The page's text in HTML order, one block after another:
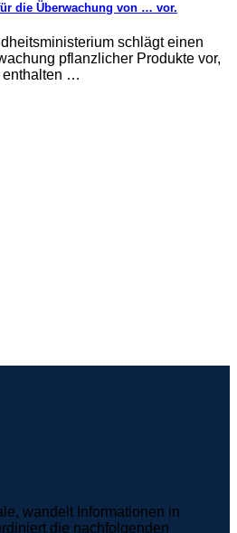
die Überwachung von … vor.
schlägt einen
pflanzlicher Produkte vor,
enthalten …
wandelt Informationen in
die nachfolgenden